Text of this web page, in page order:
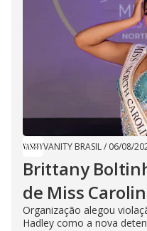
VANITY BRASIL/ 06/08/
Brittany
de Miss
Organização alegou
Hadley como a nova